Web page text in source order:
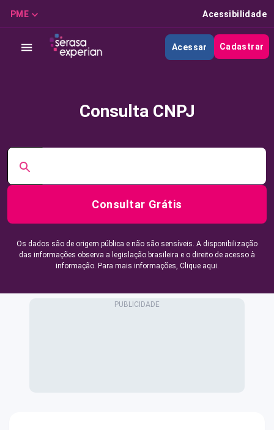
PME Acessibilidade
Acessar Cadastrar
Consulta CNPJ
Consultar Grátis
Os dados são de origem pública e não são sensíveis. A disponibilização
das informações observa a legislação brasileira e o direito de acesso à
informação. Para mais informações, Clique aqui.